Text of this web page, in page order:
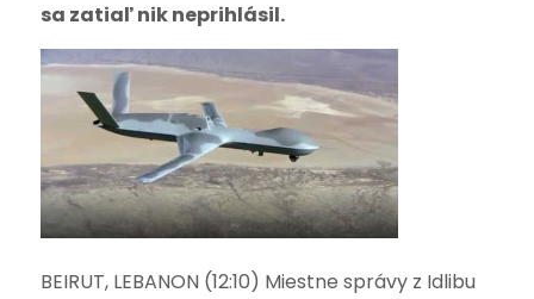
sa zatiaľ nik neprihlásil.
BEIRUT, LEBANON (12:10) Miestne správy z Idlibu